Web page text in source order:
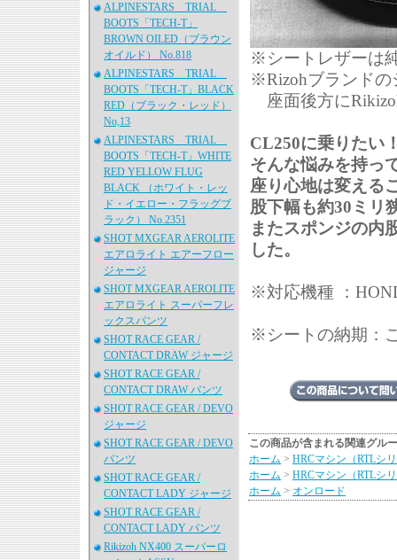
ALPINESTARS TRIAL
BOOTS「TECH-T」
BROWN OILED（ブラウン
オイルド） No.818
ALPINESTARS TRIAL
BOOTS「TECH-T」BLACK
RED（ブラック・レッド）
No,13
ALPINESTARS TRIAL
BOOTS「TECH-T」WHITE
RED YELLOW FLUG
BLACK （ホワイト・レッ
ド・イエロー・フラッグブ
ラック） No.2351
SHOT MXGEAR AEROLITE
エアロライト エアーフロー
ジャージ
SHOT MXGEAR AEROLITE
エアロライト スーパーフレ
ックスパンツ
SHOT RACE GEAR /
CONTACT DRAW ジャージ
SHOT RACE GEAR /
CONTACT DRAW パンツ
SHOT RACE GEAR / DEVO
ジャージ
SHOT RACE GEAR / DEVO
パンツ
SHOT RACE GEAR /
CONTACT LADY ジャージ
SHOT RACE GEAR /
CONTACT LADY パンツ
Rikizoh NX400 スーパーロ
※シートレザーは
※Rizohブランドの
座面後方に
CL250に乗りたい
そんな悩みを持っ
座り心地は変える
股下幅も約30ミリ
またスポンジの内
した。
※対応機種 ：
※シートの納期：
この商品が含まれる関連グル
ホーム > HRCマシン（RTLシ
ホーム > HRCマシン（RTLシ
ホーム > オンロード